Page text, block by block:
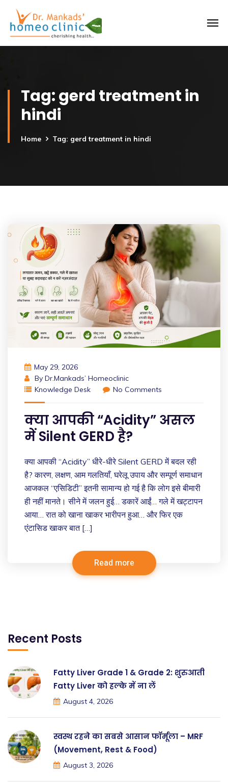
Tag:gerd treatment in
hindi
Home Tag: gerd treatment in hindi
May 29, 2026
By Dr.Mankads’ Homeoclinic
Knowledge Desk
No Comments
क्या आपकी “Acidity” असल
में Silent GERD है?
क्या आपकी “Acidity” धीरे-धीरे Silent GERD में बदल रही
है? कारण, लक्षण, आम गलतियाँ, घरेलू उपाय और सम्पूर्ण समाधान
आजकल “एसिडिटी” इतनी सामान्य हो गई है कि लोग इसे बीमारी
ही नहीं मानते। सीने में जलन हुई… डकारें आईं… गले में खट्टापन
आया… रात को खाना खाकर भारीपन हुआ… और फिर एक
एंटासिड खाकर बात […]
Read more
Recent Posts
Fatty Liver Grade 1 & Grade 2: शुरुआती
Fatty Liver को हल्के में ना लें
August 4, 2026
स्वस्थ रहने का सबसे आसान फॉर्मूला – MRF
(Movement, Rest & Food)
August 3, 2026